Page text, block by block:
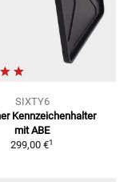
SIXTY6
Kennzeichenhalter
mit ABE
299,00 €1